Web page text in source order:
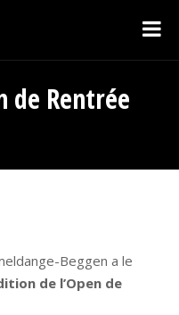
de Rentrée
Beggen a le
de l’Open de